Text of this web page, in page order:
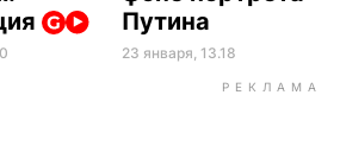
Путина
23 января, 13.18
РЕКЛАМА